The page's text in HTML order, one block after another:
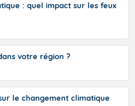
: quel impact sur les feux
votre région ?
le changement climatique